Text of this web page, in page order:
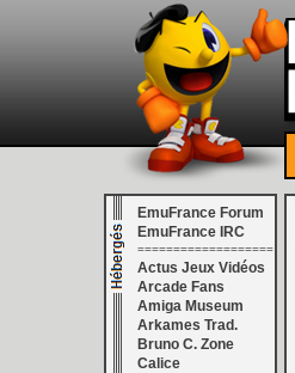
EmuFrance Forum
EmuFrance IRC
===================
Actus Jeux Vidéos
Arcade Fans
Amiga Museum
Arkames Trad.
Bruno C. Zone
Calice